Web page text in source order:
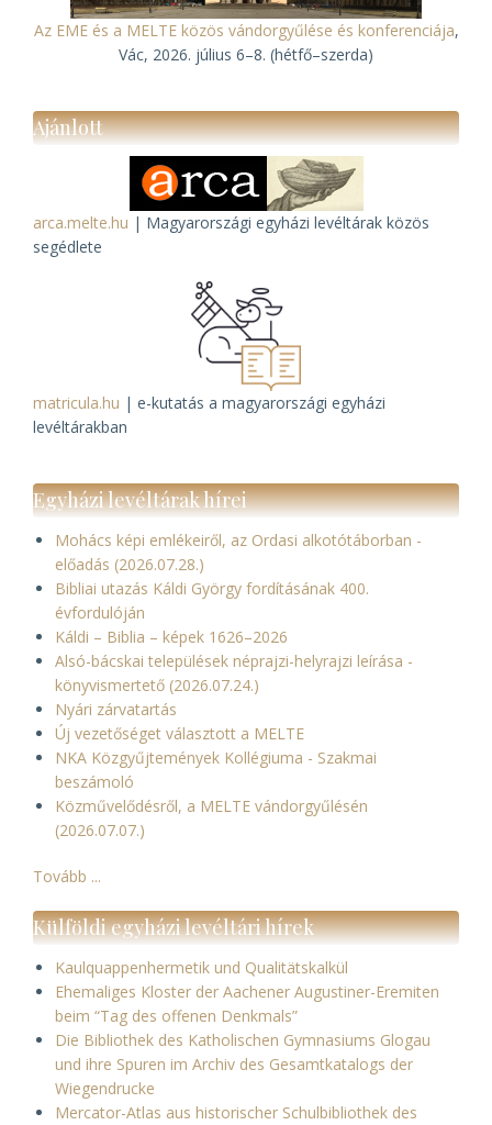
Az EME és a MELTE közös vándorgyűlése és konferenciája,
Vác, 2026. július 6–8. (hétfő–szerda)
Ajánlott
arca.melte.hu | Magyarországi egyházi levéltárak közös
segédlete
matricula.hu | e-kutatás a magyarországi egyházi
levéltárakban
Egyházi levéltárak hírei
Mohács képi emlékeiről, az Ordasi alkotótáborban -
előadás (2026.07.28.)
Bibliai utazás Káldi György fordításának 400.
évfordulóján
Káldi – Biblia – képek 1626–2026
Alsó-bácskai települések néprajzi-helyrajzi leírása -
könyvismertető (2026.07.24.)
Nyári zárvatartás
Új vezetőséget választott a MELTE
NKA Közgyűjtemények Kollégiuma - Szakmai
beszámoló
Közművelődésről, a MELTE vándorgyűlésén
(2026.07.07.)
Tovább ...
Külföldi egyházi levéltári hírek
Kaulquappenhermetik und Qualitätskalkül
Ehemaliges Kloster der Aachener Augustiner-Eremiten
beim “Tag des offenen Denkmals”
Die Bibliothek des Katholischen Gymnasiums Glogau
und ihre Spuren im Archiv des Gesamtkatalogs der
Wiegendrucke
Mercator-Atlas aus historischer Schulbibliothek des